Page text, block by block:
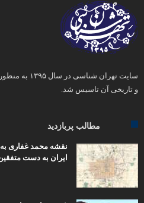
سایت تهران
و تاریخی آن تاسیس شد.
مطالب پربازدید
ایران به دست